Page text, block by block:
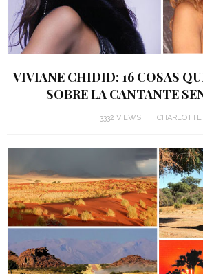
VIVIANE CHIDID: 16 COSAS
SOBRE LA CANTANTE
3332 VIEWS CHARLOTTE